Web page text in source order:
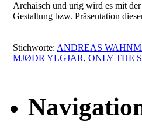
Archaisch und urig wird es mit
Gestaltung bzw. Präsentation
Stichworte: ANDREAS
MJØDR YLGJAR, ONLY THE